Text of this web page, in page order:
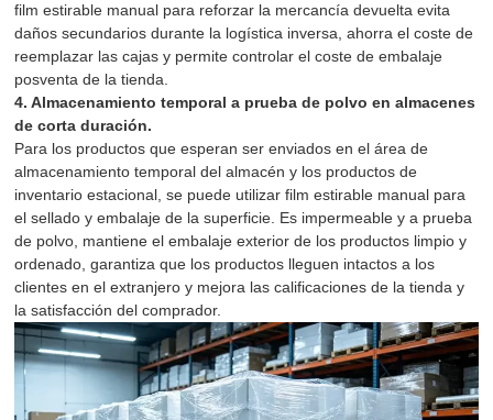
film estirable manual para reforzar la mercancía devuelta evita
daños secundarios durante la logística inversa, ahorra el coste de
reemplazar las cajas y permite controlar el coste de embalaje
posventa de la tienda.
4. Almacenamiento temporal a prueba de polvo en almacenes
de corta duración.
Para los productos que esperan ser enviados en el área de
almacenamiento temporal del almacén y los productos de
inventario estacional, se puede utilizar film estirable manual para
el sellado y embalaje de la superficie. Es impermeable y a prueba
de polvo, mantiene el embalaje exterior de los productos limpio y
ordenado, garantiza que los productos lleguen intactos a los
clientes en el extranjero y mejora las calificaciones de la tienda y
la satisfacción del comprador.